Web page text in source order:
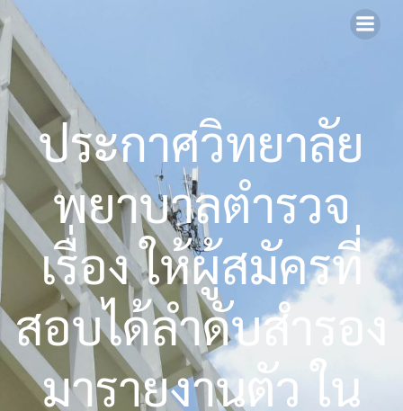
ประกาศวิทยาลัย
พยาบาลตำรวจ
เรื่อง ให้ผู้สมัครที่
สอบได้ลำดับสำรอง
มารายงานตัว ใน